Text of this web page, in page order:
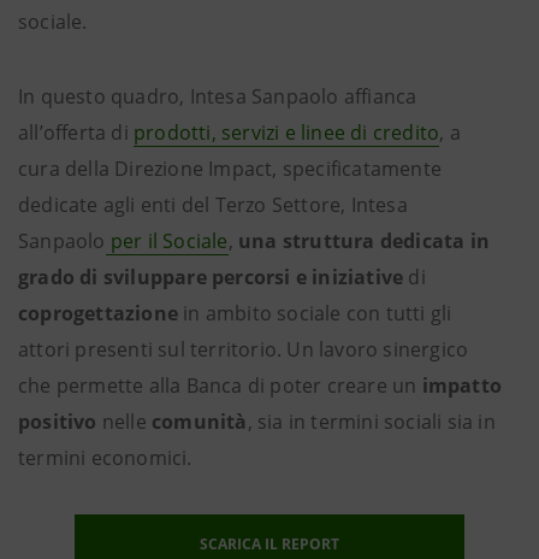
sociale.
In questo quadro, Intesa Sanpaolo affianca
all’offerta di prodotti, servizi e linee di credito, a
cura della Direzione Impact, specificatamente
dedicate agli enti del Terzo Settore, Intesa
Sanpaolo per il Sociale, una struttura dedicata in
grado di sviluppare percorsi e iniziative di
coprogettazione in ambito sociale con tutti gli
attori presenti sul territorio. Un lavoro sinergico
che permette alla Banca di poter creare un impatto
positivo nelle comunità, sia in termini sociali sia in
termini economici.
SCARICA IL REPORT